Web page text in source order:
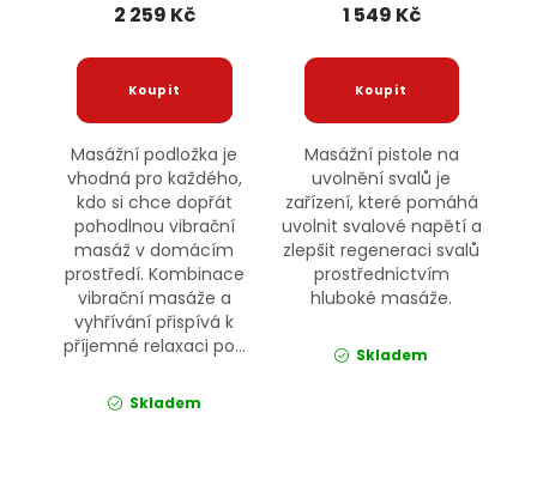
2 259 Kč
Masážní podložka je
vhodná pro každého,
kdo si chce dopřát
pohodlnou vibrační
masáž v domácím
prostředí. Kombinace
vibrační masáže a
vyhřívání přispívá k
příjemné relaxaci po...
Skladem
1 549 Kč
Masážní pistole na
uvolnění svalů je
zařízení, které pomáhá
uvolnit svalové napětí a
zlepšit regeneraci svalů
prostřednictvím
hluboké masáže.
Skladem